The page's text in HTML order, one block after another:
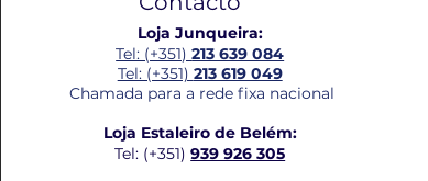
Loja Junqueira:
Tel: (+351)213 639 084
Tel: (+351) 213 619 049
Chamada para a rede fixa nacional
Loja Estaleiro de Belém:
Tel: (+351)939 926 305